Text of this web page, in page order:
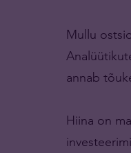
Mullu
annab
Hiina on